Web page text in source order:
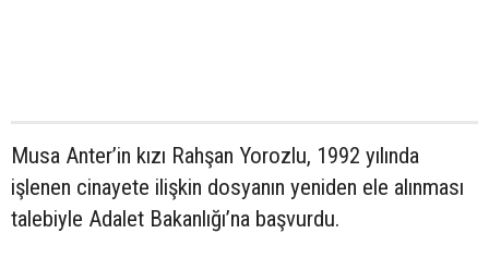
Musa Anter’in kızı Rahşan Yorozlu, 1992 yılında
işlenen cinayete ilişkin dosyanın yeniden ele alınması
talebiyle Adalet Bakanlığı’na başvurdu.